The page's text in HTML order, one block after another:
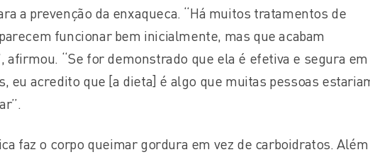
a prevenção da enxaqueca. “Há muitos tratamentos de
funcionar bem inicialmente, mas que acabam
afirmou. “Se for demonstrado que ela é efetiva e segura em
eu acredito que [a dieta] é algo que muitas pessoas
faz o corpo queimar gordura em vez de carboidratos.